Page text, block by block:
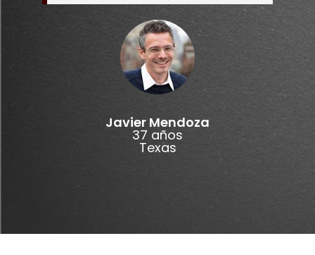
Javier Mendoza
37 años
Texas